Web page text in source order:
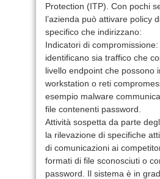
Protection (ITP). Con pochi
l’azienda può attivare policy
specifico che indirizzano:
Indicatori di
identificano sia traffico che
livello endpoint che possono
workstation o reti
esempio malware
file contenenti password.
Attività sospetta da parte
la rilevazione di specifiche
di comunicazioni ai
formati di file sconosciuti o
password. Il sistema è in